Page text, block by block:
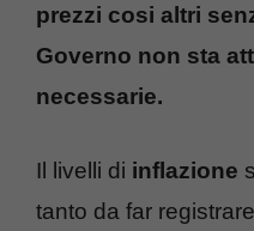
prezzi cosi altri
Governo non sta
necessarie.
Il livelli di inflazione
tanto da far